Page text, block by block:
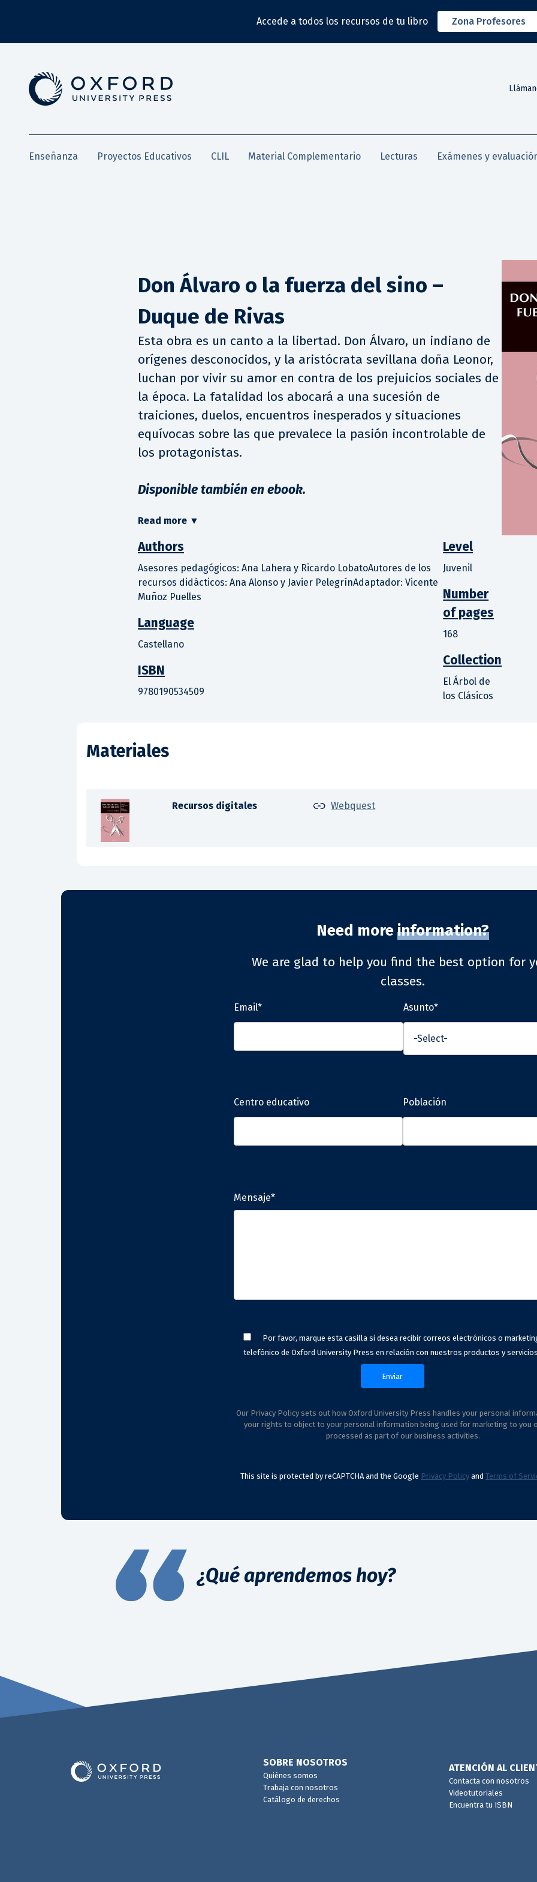
Accede a todos los recursos de tu libro Zona Profesores
Enseñanza Proyectos Educativos CLIL Material Complementario Lecturas Exámenes y
Don Álvaro o la fuerza del sino –
Duque de Rivas
Esta obra es un canto a la libertad. Don Álvaro, un indiano de
orígenes desconocidos, y la aristócrata sevillana doña Leonor,
luchan por vivir su amor en contra de los prejuicios sociales de
la época. La fatalidad los abocará a una sucesión de
traiciones, duelos, encuentros inesperados y situaciones
equívocas sobre las que prevalece la pasión incontrolable de
los protagonistas.
Disponible también en ebook.
Read more ▼
Authors
Asesores pedagógicos: Ana Lahera y Ricardo LobatoAutores de los
recursos didácticos: Ana Alonso y Javier PelegrínAdaptador: Vicente
Muñoz Puelles
Language
Castellano
ISBN
9780190534509
Level
Juvenil
Number
of pages
168
Collection
El Árbol de
los Clásicos
Materiales
Recursos digitales Webquest
Need moreinformation?
We are glad to help you find the best option for
classes.
Email* Asunto*
Centro educativo Población
Mensaje*
Por favor, marque esta casilla si desea recibir correos electrónicos o
telefónico de Oxford University Press en relación con nuestros productos y
Our Privacy Policy sets out how Oxford University Press handles your personal
your rights to object to your personal information being used for marketing to you
processed as part of our business activities.
This site is protected by reCAPTCHA and the Google Privacy Policy and Terms of
¿Qué aprendemos hoy?
SOBRE NOSOTROS
Quiénes somos
Trabaja con nosotros
Catálogo de derechos
ATENCIÓN AL
Contacta con nosotros
Videotutoriales
Encuentra tu ISBN